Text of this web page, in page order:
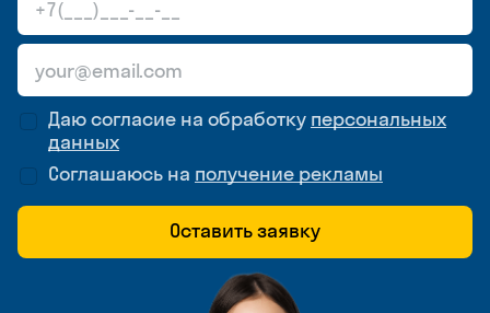
Даю согласие на обработку персональных
данных
Соглашаюсь на получение рекламы
Оставить заявку